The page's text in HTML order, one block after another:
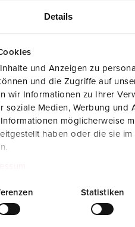
Details
und Anzeigen zu
und die Zugriffe auf
wir Informationen zu Ihrer
soziale Medien, Werbung und
möglicherweise
haben oder die sie im
Statistiken